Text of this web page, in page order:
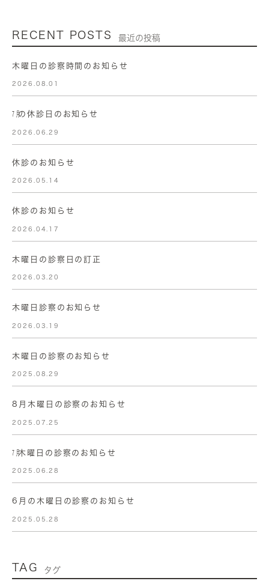
RECENT POSTS 最近の投稿
木曜日の診察時間のお知らせ
2026.08.01
㋆の休診日のお知らせ
2026.06.29
休診のお知らせ
2026.05.14
休診のお知らせ
2026.04.17
木曜日の診察日の訂正
2026.03.20
木曜日診察のお知らせ
2026.03.19
木曜日の診察のお知らせ
2025.08.29
8月木曜日の診察のお知らせ
2025.07.25
㋆木曜日の診察のお知らせ
2025.06.28
6月の木曜日の診察のお知らせ
2025.05.28
TAG タグ